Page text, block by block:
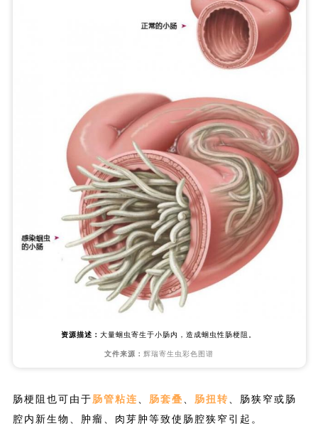
资源描述：大量蛔虫寄生于小肠内，造成蛔虫性肠梗阻。
文件来源： 辉瑞寄生虫彩色图谱
肠梗阻也可由于肠管粘连 肠套叠 肠扭转 、肠狭窄或肠
腔内新生物、肿瘤、肉芽肿等致使肠腔狭窄引起。